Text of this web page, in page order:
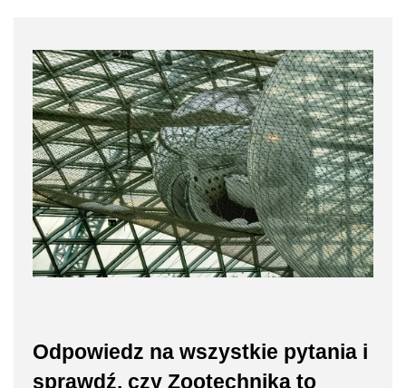
Odpowiedz na wszystkie pytania i
sprawdź, czy Zootechnika to